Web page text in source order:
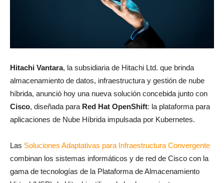
Hitachi Vantara, la subsidiaria de Hitachi Ltd. que brinda
almacenamiento de datos, infraestructura y gestión de nube
híbrida, anunció hoy una nueva solución concebida junto con
Cisco, diseñada para Red Hat OpenShift: la plataforma para
aplicaciones de Nube Híbrida impulsada por Kubernetes.
Las Soluciones Adaptativas para Infraestructura Convergente
combinan los sistemas informáticos y de red de Cisco con la
gama de tecnologías de la Plataforma de Almacenamiento